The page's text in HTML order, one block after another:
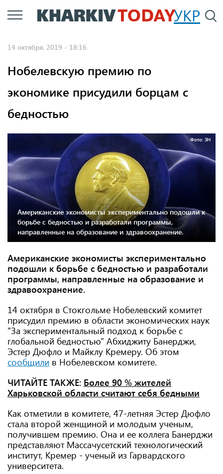
Перейти
к
УКР
14 октября, 2019 - 18:16
Нобелевскую премию по
экономике присудили борцам с
бедностью
Фото: ЗН
Американские экономисты экспериментально подошли к
борьбе с бедностью и разработали программы,
направленные на образование и здравоохранение.
Американские экономисты экспериментально
подошли к борьбе с бедностью и разработали
программы, направленные на образование и
здравоохранение.
14 октября в Стокгольме Нобелевский комитет
присудил премию в области экономических наук
"За экспериментальный подход к борьбе с
глобальной бедностью" Абхиджиту Банерджи,
Эстер Дюфло и Майклу Кремеру. Об этом
сообщили в Нобелевском комитете.
ЧИТАЙТЕ ТАКЖЕ: Более 90 % жителей
Харьковской области считают себя бедными
Как отметили в комитете, 47-летняя Эстер Дюфло
стала второй женщиной и молодым ученым,
получившем премию. Она и ее коллега Банерджи
представляют Массачусетский технологический
институт, Кремер - ученый из Гарвардского
университета.